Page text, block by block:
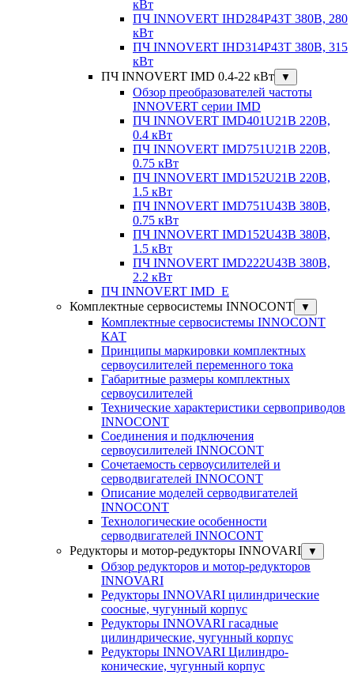
кВт
ПЧ INNOVERT IHD284P43T 380В, 280
кВт
ПЧ INNOVERT IHD314P43T 380В, 315
кВт
ПЧ INNOVERT IMD 0.4-22 кВт
▼
Обзор преобразователей частоты
INNOVERT серии IMD
ПЧ INNOVERT IMD401U21B 220В,
0.4 кВт
ПЧ INNOVERT IMD751U21B 220В,
0.75 кВт
ПЧ INNOVERT IMD152U21B 220В,
1.5 кВт
ПЧ INNOVERT IMD751U43B 380В,
0.75 кВт
ПЧ INNOVERT IMD152U43B 380В,
1.5 кВт
ПЧ INNOVERT IMD222U43B 380В,
2.2 кВт
ПЧ INNOVERT IMD_E
Комплектные сервосистемы INNOCONT
▼
Комплектные сервосистемы INNOCONT
КАТ
Принципы маркировки комплектных
сервоусилителей переменного тока
Габаритные размеры комплектных
сервоусилителей
Технические характеристики сервоприводов
INNOCONT
Соединения и подключения
сервоусилителей INNOCONT
Сочетаемость сервоусилителей и
серводвигателей INNOCONT
Описание моделей серводвигателей
INNOCONT
Технологические особенности
серводвигателей INNOCONT
Редукторы и мотор-редукторы INNOVARI
▼
Обзор редукторов и мотор-редукторов
INNOVARI
Редукторы INNOVARI цилиндрические
соосные, чугунный корпус
Редукторы INNOVARI гасадные
цилиндрические, чугунный корпус
Редукторы INNOVARI Цилиндро-
конические, чугунный корпус